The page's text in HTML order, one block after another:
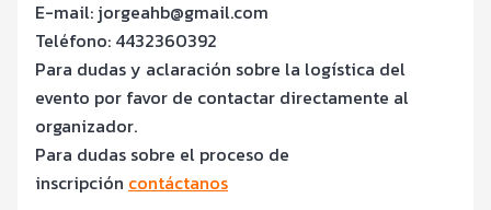
E-mail: jorgeahb@gmail.com
Teléfono: 4432360392
Para dudas y aclaración sobre la logística del
evento por favor de contactar directamente al
organizador.
Para dudas sobre el proceso de
inscripción contáctanos